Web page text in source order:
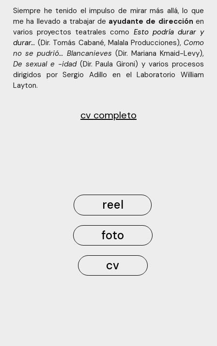
Siempre he tenido el impulso de mirar más allá, lo que
me ha llevado a trabajar de ayudante de dirección en
varios proyectos teatrales como Esto podría durar y
durar… (Dir. Tomás Cabané, Malala Producciones), Como
no se pudrió… Blancanieves (Dir. Mariana Kmaid-Levy),
De sexual e -idad(Dir. Paula Gironi) y varios procesos
dirigidos por Sergio Adillo en el Laboratorio William
Layton.
cv completo
reel
foto
cv